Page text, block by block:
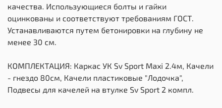
качества. Использующиеся болты и гайки
оцинкованы и соответствуют требованиям ГОСТ.
Устанавливаются путем бетонировки на глубину не
менее 30 см.
КОМПЛЕКТАЦИЯ: Каркас УК Sv Sport Maxi 2.4м, Качели
- гнездо 80см, Качели пластиковые "Лодочка",
Подвесы для качелей на втулке Sv Sport 2 компл.